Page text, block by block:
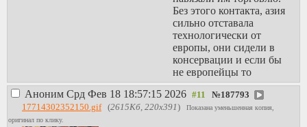
смотреть,
но целый Китай с
Индией оформился в
прошлом веке, с
Японией похожая
история.
Без этого контакта, азия
сильно отставала
технологически от
европы, они сидели в
консервации и если бы
не европейцы то
возможно так бы и
остались в средневековье
азиатского толка. За
Аноним Срд Фев 18 18:57:15 2026 №187793
17714302352150.gif(2615Кб, 220x391)
Показана уменьшенная копия,
оригинал по клику.